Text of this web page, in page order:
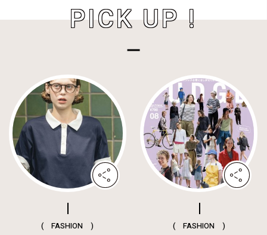
PICK UP !
( FASHION ) ( FASHION )